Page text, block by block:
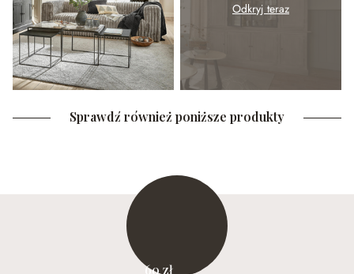
Odkryj teraz
Sprawdź również poniższe produkty
60 zł